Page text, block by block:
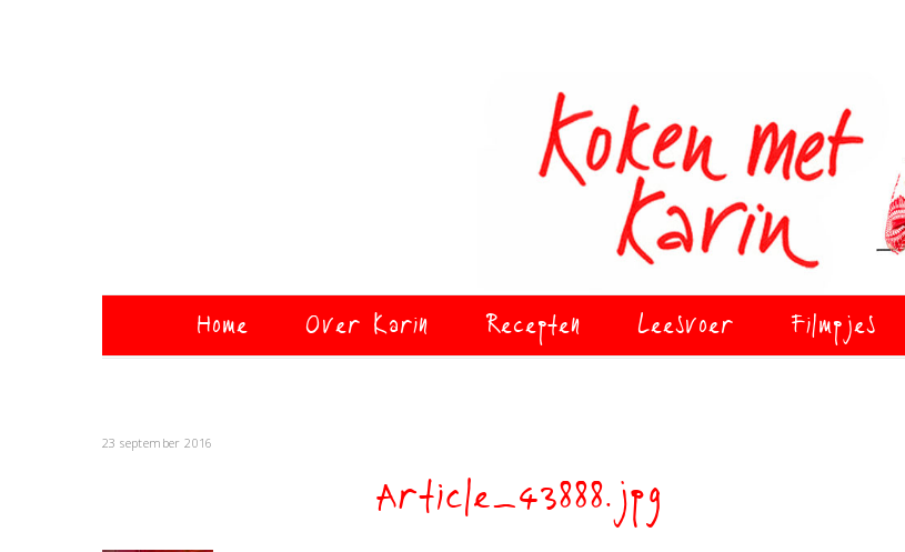
Home Over Karin Recepten Leesvoer Filmpjes
23 september 2016
Article_43888.jpg